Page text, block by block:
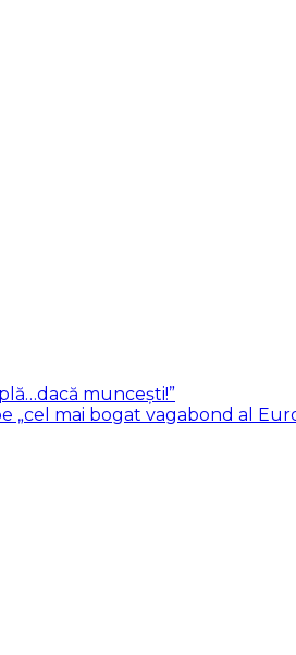
muncești!”
„cel mai bogat vagabond al